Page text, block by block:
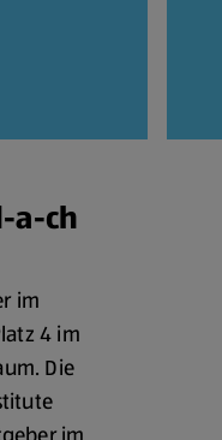
a-ch
im
4 im
Die